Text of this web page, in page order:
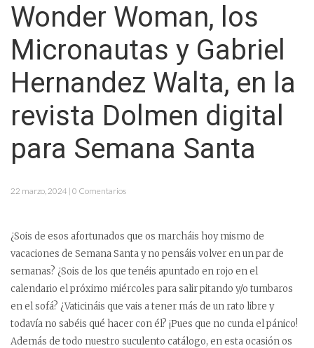
Wonder Woman, los
Micronautas y Gabriel
Hernandez Walta, en la
revista Dolmen digital
para Semana Santa
22 marzo, 2024 | 0 Comentarios
¿Sois de esos afortunados que os marcháis hoy mismo de
vacaciones de Semana Santa y no pensáis volver en un par de
semanas? ¿Sois de los que tenéis apuntado en rojo en el
calendario el próximo miércoles para salir pitando y/o tumbaros
en el sofá? ¿Vaticináis que vais a tener más de un rato libre y
todavía no sabéis qué hacer con él? ¡Pues que no cunda el pánico!
Además de todo nuestro suculento catálogo, en esta ocasión os